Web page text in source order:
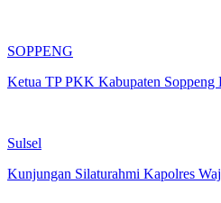
SOPPENG
Ketua TP PKK Kabupaten
Sulsel
Kunjungan Silaturahmi Kapolres